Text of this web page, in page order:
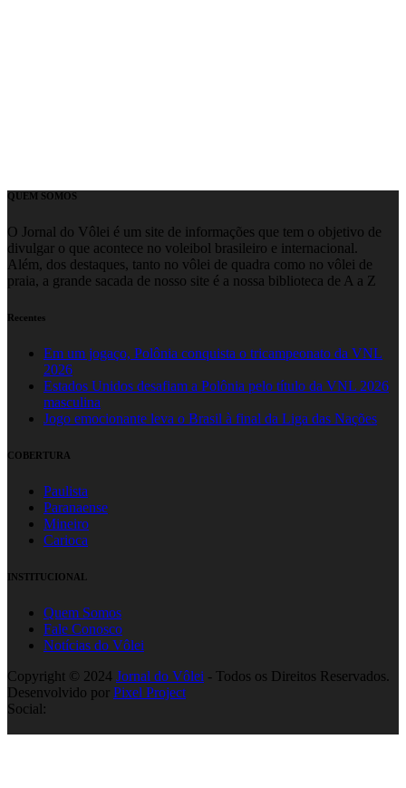
QUEM SOMOS
O Jornal do Vôlei é um site de informações que tem o objetivo de
divulgar o que acontece no voleibol brasileiro e internacional.
Além, dos destaques, tanto no vôlei de quadra como no vôlei de
praia, a grande sacada de nosso site é a nossa biblioteca de A a Z
Recentes
Em um jogaço, Polônia conquista o tricampeonato da VNL
2026
Estados Unidos desafiam a Polônia pelo título da VNL 2026
masculina
Jogo emocionante leva o Brasil à final da Liga das Nações
COBERTURA
Paulista
Paranaense
Mineiro
Carioca
INSTITUCIONAL
Quem Somos
Fale Conosco
Notícias do Vôlei
Copyright © 2024 Jornal do Vôlei - Todos os Direitos Reservados.
Desenvolvido por Pixel Project
Social: